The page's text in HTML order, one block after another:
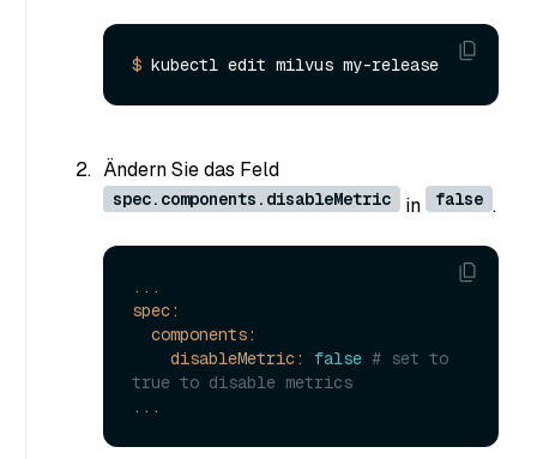
$
Ändern Sie das Feld
spec.components.disableMetric in false .
...
spec:
components:
disableMetric:
false # set to
true to disable metrics
...